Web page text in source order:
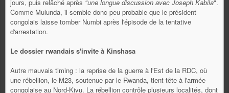
jours, puis relâché après "une longue discussion avec Joseph Kabila".
Comme Mulunda, il semble donc peu probable que le président
congolais laisse tomber Numbi après l'épisode de la tentative
d'arrestation.
Le dossier rwandais s'invite à Kinshasa
Autre mauvais timing : la reprise de la guerre à l'Est de la RDC, où
une rébellion, le M23, soutenue par le Rwanda, tient tête à l'armée
congolaise au Nord-Kivu. La rébellion contrôle plusieurs localités, dont